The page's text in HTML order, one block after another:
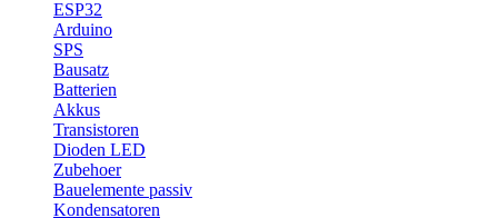
ESP32
Arduino
SPS
Bausatz
Batterien
Akkus
Transistoren
Dioden LED
Zubehoer
Bauelemente passiv
Kondensatoren